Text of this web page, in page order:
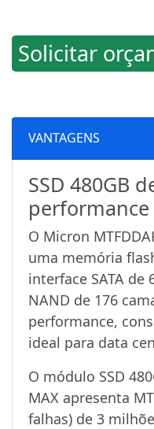
Solicitar
VANTAGENS
SSD 480GB
O Micron
uma memória
interface SATA de
NAND de 176
performance,
ideal para data
O módulo SSD
MAX apresenta
falhas) de 3